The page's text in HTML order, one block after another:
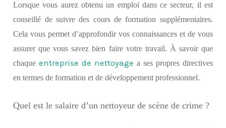
Lorsquevous aurez obtenu un emploi dans ce secteur, il est
conseillé de suivre des cours de formation supplémentaires.
Cela vouspermet d’approfondir vos connaissances et devous
assurer que vous savezbien faire votre travail. À savoir que
chaqueentreprise de nettoyage a ses propres directives
entermesde formation et de développement professionnel.
Quel est le salaire d’un nettoyeur de scène de crime ?